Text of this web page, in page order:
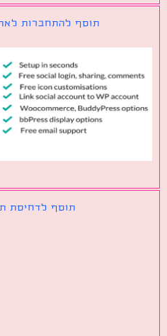
תוסף להתחברות לאתר
תוסף לדחיסת